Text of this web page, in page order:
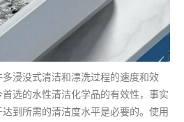
浸没式清洁和漂洗过程的速度和效
选的水性清洁化学品的有效性，事实
达到所需的清洁度水平是必要的。使用